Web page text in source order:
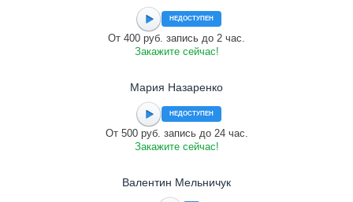
НЕДОСТУПЕН
От 400 руб. запись до 2 час.
Закажите сейчас!
Мария Назаренко
НЕДОСТУПЕН
От 500 руб. запись до 24 час.
Закажите сейчас!
Валентин Мельничук